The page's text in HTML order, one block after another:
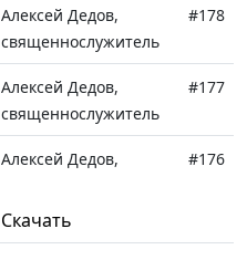
Алексей Дедов,
священнослужитель
#178
Алексей Дедов,
священнослужитель
#177
Алексей Дедов,
#176
Алексей Дедов,
Скачать